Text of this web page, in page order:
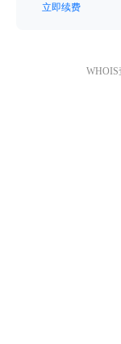
立即续费
WHOIS